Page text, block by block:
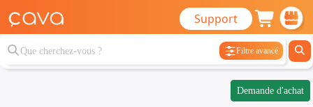
Support
Filtre avancé
Demande d'achat